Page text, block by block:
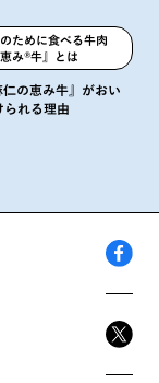
ために食べる牛肉
恵み®️牛』とは
の恵み牛』がおい
られる理由